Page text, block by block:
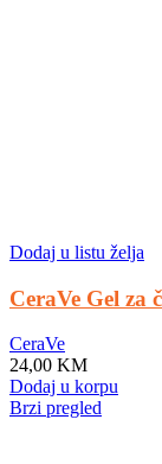
Dodaj u listu želja
CeraVe Gel za
CeraVe
24,00 KM
Dodaj u korpu
Brzi pregled